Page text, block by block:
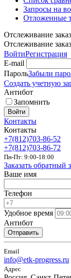
Запросы на
Отложенные
Отслеживание
Отслеживание
ВойтиРегистрация
E-mail
ПарольЗабыли
Создать учетную
Антибот
Запомнить
Войти
Контакты
Контакты
+7(812)703-86-52
+7(812)703-86-72
Пн-Пт: 9:00-18:00
Заказать обратный
Ваше имя
Телефон
Удобное время
Антибот
Отправить
Email
info@etk-progress.ru
Адрес